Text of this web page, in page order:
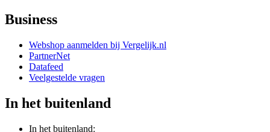
Business
Webshop aanmelden bij Vergelijk.nl
PartnerNet
Datafeed
Veelgestelde vragen
In het buitenland
In het buitenland: